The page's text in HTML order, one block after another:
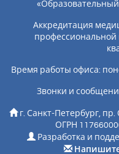
«Образовательный
Аккредитация
Время работы офиса:
Звонки и
г. Санкт-Петербург,
ОГРН
Разработка и